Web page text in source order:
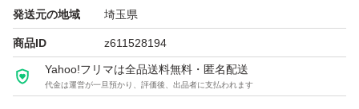
発送元の地域 埼玉県
商品ID z611528194
Yahoo!フリマは全品送料無料・匿名配送
代金は運営が一旦預かり、評価後、出品者に支払われます